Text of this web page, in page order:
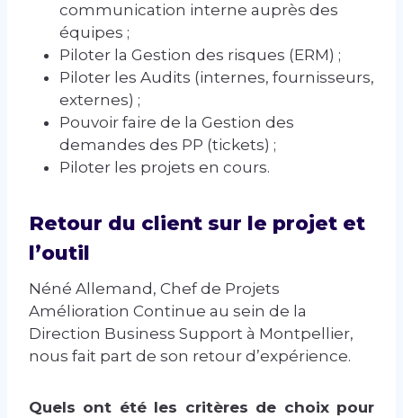
communication interne auprès des
équipes ;
Piloter la Gestion des risques (ERM) ;
Piloter les Audits (internes, fournisseurs,
externes) ;
Pouvoir faire de la Gestion des
demandes des PP (tickets) ;
Piloter les projets en cours.
Retour du client sur le projet et
l’outil
Néné Allemand, Chef de Projets
Amélioration Continue au sein de la
Direction Business Support à Montpellier,
nous fait part de son retour d’expérience.
Quels ont été les critères de choix pour